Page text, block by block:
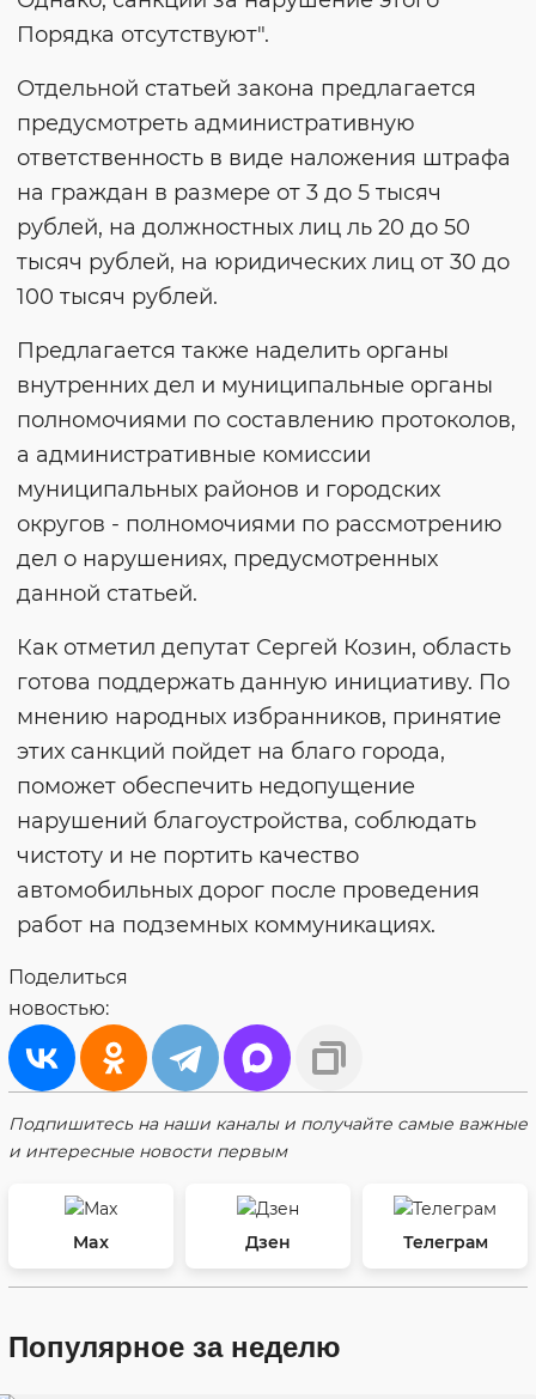
Порядка отсутствуют".
Отдельной статьей закона предлагается
предусмотреть административную
ответственность в виде наложения штрафа
на граждан в размере от 3 до 5 тысяч
рублей, на должностных лиц ль 20 до 50
тысяч рублей, на юридических лиц от 30 до
100 тысяч рублей.
Предлагается также наделить органы
внутренних дел и муниципальные органы
полномочиями по составлению протоколов,
а административные комиссии
муниципальных районов и городских
округов - полномочиями по рассмотрению
дел о нарушениях, предусмотренных
данной статьей.
Как отметил депутат Сергей Козин, область
готова поддержать данную инициативу. По
мнению народных избранников, принятие
этих санкций пойдет на благо города,
поможет обеспечить недопущение
нарушений благоустройства, соблюдать
чистоту и не портить качество
автомобильных дорог после проведения
работ на подземных коммуникациях.
Поделиться
новостью:
Подпишитесь на наши каналы и получайте самые важные
и интересные новости первым
Max Дзен Телеграм
Популярное за неделю